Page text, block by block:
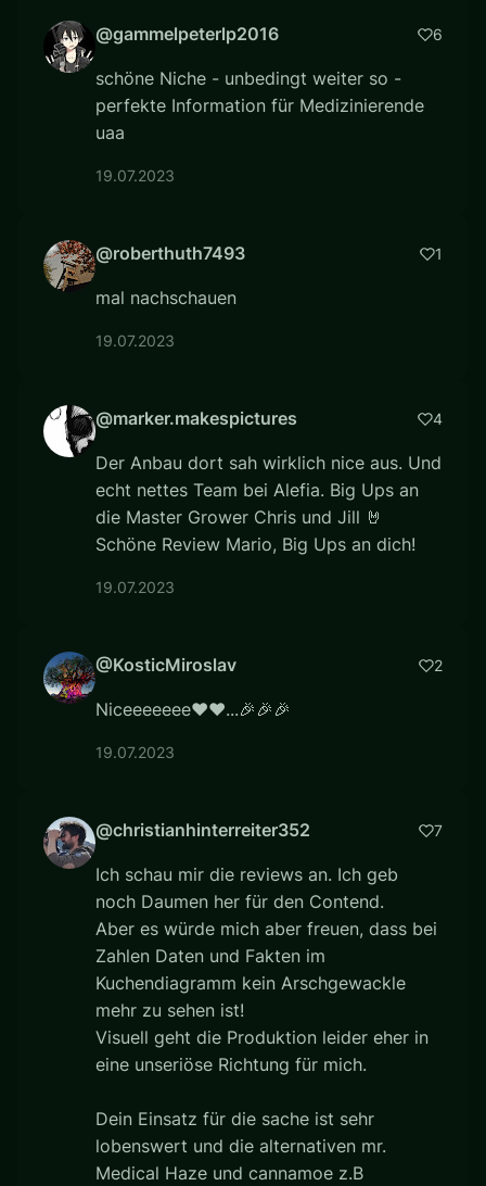
@gammelpeterlp2016 6
schöne Niche - unbedingt weiter so -
perfekte Information für Medizinierende
uaa
19.07.2023
@roberthuth7493 1
mal nachschauen
19.07.2023
@marker.makespictures 4
Der Anbau dort sah wirklich nice aus. Und
echt nettes Team bei Alefia. Big Ups an
die Master Grower Chris und Jill 🤘
Schöne Review Mario, Big Ups an dich!
19.07.2023
@KosticMiroslav 2
Niceeeeeee❤❤...🎉🎉🎉
19.07.2023
@christianhinterreiter352 7
Ich schau mir die reviews an. Ich geb
noch Daumen her für den Contend.
Aber es würde mich aber freuen, dass bei
Zahlen Daten und Fakten im
Kuchendiagramm kein Arschgewackle
mehr zu sehen ist!
Visuell geht die Produktion leider eher in
eine unseriöse Richtung für mich.
Dein Einsatz für die sache ist sehr
lobenswert und die alternativen mr.
Medical Haze und cannamoe z.B